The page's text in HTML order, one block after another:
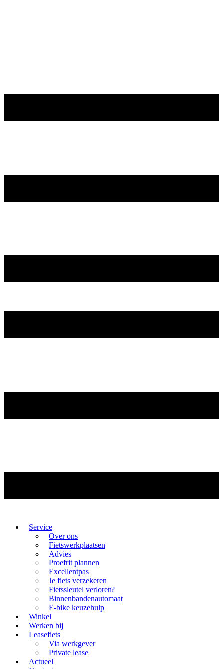
Service
Over ons
Fietswerkplaatsen
Advies
Proefrit plannen
Excellentpas
Je fiets verzekeren
Fietssleutel verloren?
Binnenbandenautomaat
E-bike keuzehulp
Winkel
Werken bij
Leasefiets
Via werkgever
Private lease
Actueel